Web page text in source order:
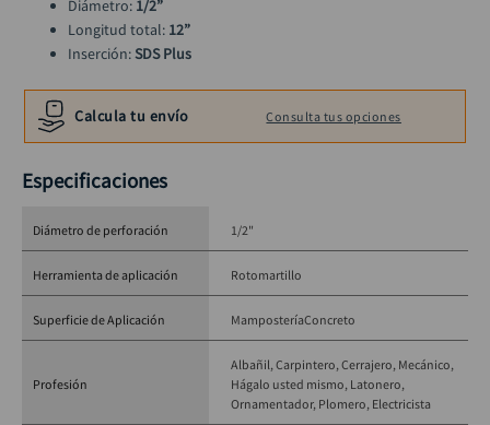
Diámetro: 1/2”
Longitud total: 12”
Inserción: SDS Plus
Aplicación: Concreto, ladrillo, mampostería
Calcula tu envío Consulta tus opciones
Especificaciones
Diámetro de perforación 1/2"
Herramienta de aplicación Rotomartillo
Superficie de Aplicación MamposteríaConcreto
Profesión
Albañil Carpintero Cerrajero Mecánico
Hágalo usted mismo Latonero
Ornamentador Plomero Electricista